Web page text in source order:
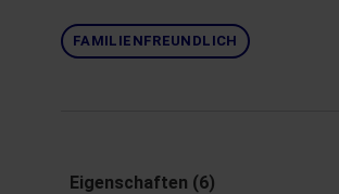
FAMILIENFREUNDLICH
Eigenschaften (6)